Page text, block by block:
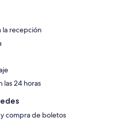
la recepción
las 24 horas
compra de boletos